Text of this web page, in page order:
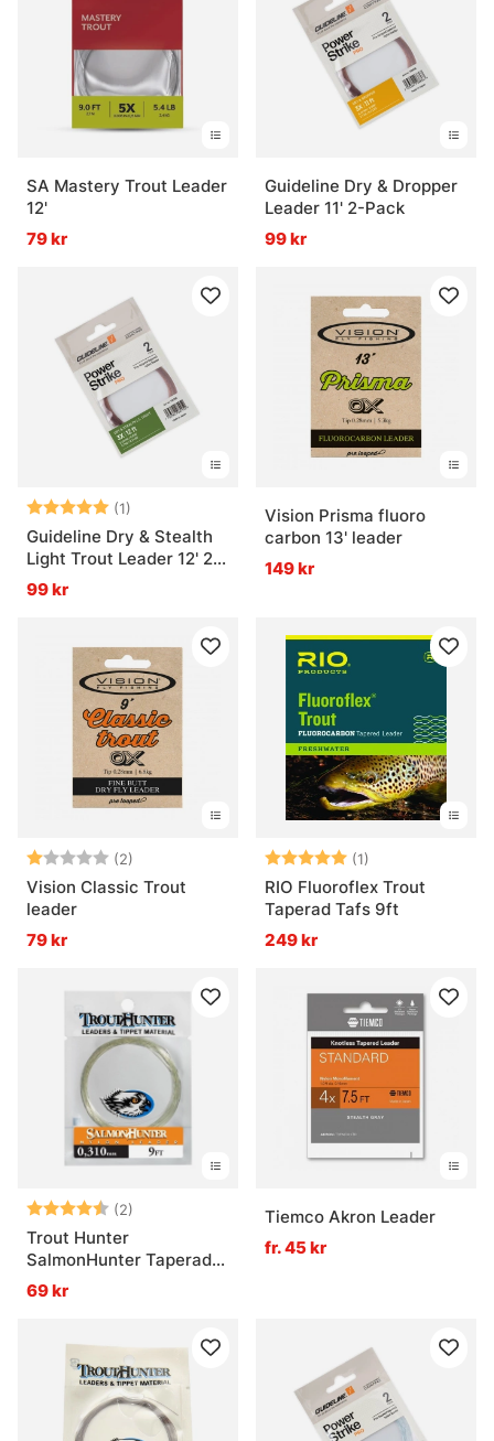
SA Mastery Trout Leader
12'
79 kr
Guideline Dry & Dropper
Leader 11' 2-Pack
99 kr
Betyg: (1)
5.0 utav 5 stjärnor
Guideline Dry & Stealth
Light Trout Leader 12' 2-
pack
99 kr
Vision Prisma fluoro
carbon 13' leader
149 kr
Betyg: (2)
1.0 utav 5 stjärnor
Vision Classic Trout
leader
79 kr
Betyg: (1)
RIO Fluoroflex Trout
Taperad Tafs 9ft
249 kr
Betyg: (2)
4.5 utav 5 stjärnor
Trout Hunter
SalmonHunter Taperad
Tafs 9ft
69 kr
Tiemco Akron Leader
fr. 45 kr